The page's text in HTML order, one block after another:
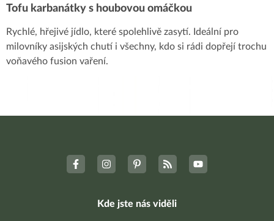
Tofu karbanátky s houbovou omáčkou
Rychlé, hřejivé jídlo, které spolehlivě zasytí. Ideální pro
milovníky asijských chutí i všechny, kdo si rádi dopřejí trochu
voňavého fusion vaření.
Kde jste nás viděli